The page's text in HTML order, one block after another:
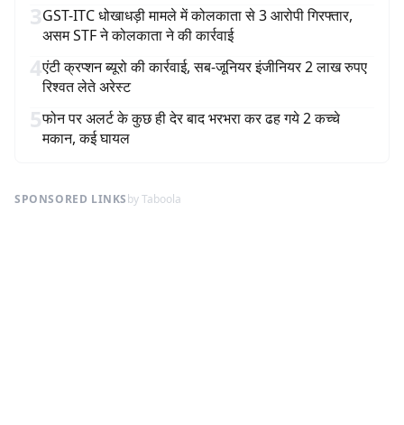
3GST-ITC धोखाधड़ी मामले में कोलकाता से 3 आरोपी गिरफ्तार,
असम STF ने कोलकाता ने की कार्रवाई
4एंटी क्रप्शन ब्यूरो की कार्रवाई, सब-जूनियर इंजीनियर 2 लाख रुपए
रिश्वत लेते अरेस्ट
5फोन पर अलर्ट के कुछ ही देर बाद भरभरा कर ढह गये 2 कच्चे
मकान, कई घायल
SPONSORED LINKSby Taboola